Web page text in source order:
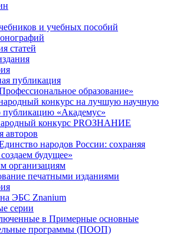
и учебных пособий
статей
публикация
образование»
конкурс на лучшую научную
«Академус»
конкурс PROЗНАНИЕ
авторов
народов России: сохраняя
будущее»
организациям
печатными изданиями
ЭБС Znanium
серии
в Примерные основные
программы (ПООП)